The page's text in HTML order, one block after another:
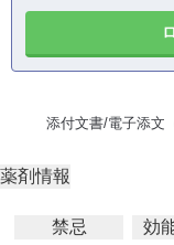
添付文書/電子添文
薬剤情報
禁忌 効